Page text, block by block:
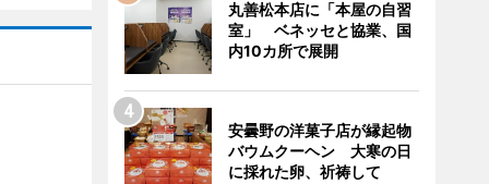
丸善松本店に「本屋の自習
室」 ベネッセと協業、国
内10カ所で展開
安曇野の洋菓子店が縁起物
バウムクーヘン 大寒の日
に採れた卵、祈祷して